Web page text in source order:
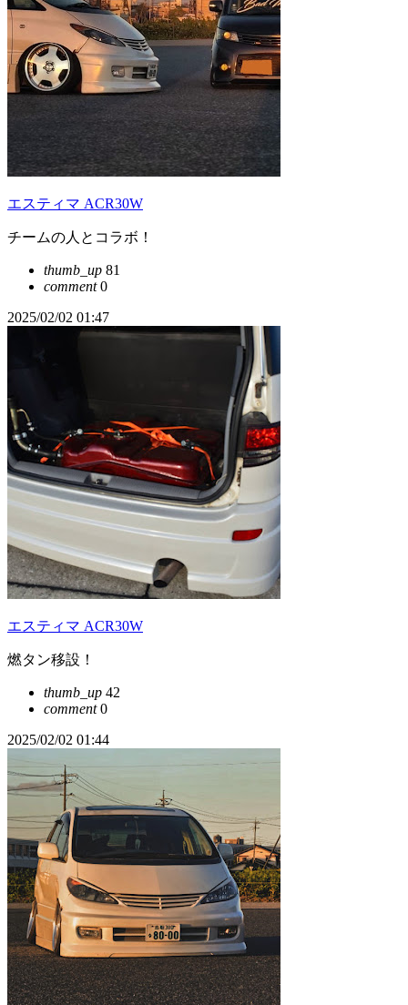
エスティマ ACR30W
チームの人とコラボ！
thumb_up 81
comment0
2025/02/02 01:47
エスティマ ACR30W
燃タン移設！
thumb_up 42
comment0
2025/02/02 01:44